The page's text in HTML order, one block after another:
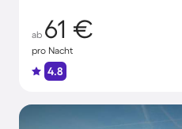
ab 61 €
pro Nacht
4.8